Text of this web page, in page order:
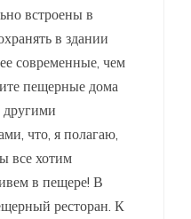
встроены в
в здании
современные, чем
пещерные дома
что, я полагаю,
все хотим
в пещере! В
ресторан. К